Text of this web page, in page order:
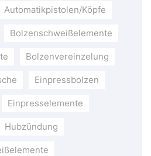
Automatikpistolen/Köpfe
Bolzenschweißelemente
Bolzenvereinzelung
Einpressbolzen
Einpresselemente
Hubzündung